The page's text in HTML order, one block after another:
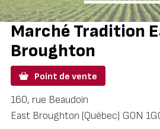
Marché Tradition
Broughton
Point de vente
160, rue Beaudoin
East Broughton (Québec) G0N